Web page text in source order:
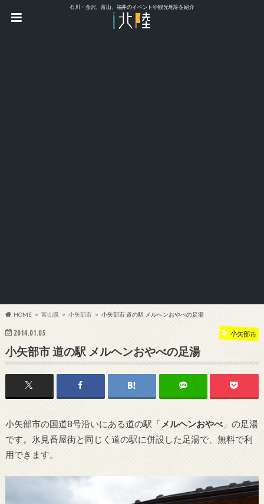
石川・金沢、富山、福井のイベントや観光地等を紹介
HOME 富山県 小矢部市 小矢部市 道の駅 メルヘンおやべの足湯
2014.01.05 小矢部市
小矢部市 道の駅 メルヘンおやべの足湯
小矢部市の国道8号沿いにある道の駅「 メルヘンおやべ」の足湯
です。氷見番屋街と同じく道の駅に併設した足湯で、無料で利
用できます。